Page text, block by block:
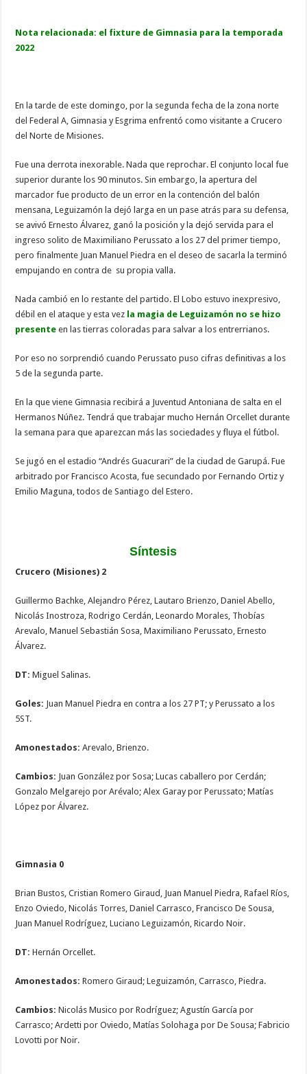
Nota relacionada: el fixture de Gimnasia para la temporada
2022
En la tarde de este domingo, por la segunda fecha de la zona norte
del Federal A, Gimnasia y Esgrima enfrentó como visitante a Crucero
del Norte de Misiones.
Fue una derrota inexorable. Nada que reprochar. El conjunto local fue
superior durante los 90 minutos. Sin embargo, la apertura del
marcador fue producto de un error en la contención del balón
mensana, Leguizamón la dejó larga en un pase atrás para su defensa,
se avivó Ernesto Álvarez, ganó la posición y la dejó servida para el
ingreso solito de Maximiliano Perussato a los 27 del primer tiempo,
pero finalmente Juan Manuel Piedra en el deseo de sacarla la terminó
empujando en contra de su propia valla.
Nada cambió en lo restante del partido. El Lobo estuvo inexpresivo,
débil en el ataque y esta vez la magia de Leguizamón no se hizo
presente en las tierras coloradas para salvar a los entrerrianos.
Por eso no sorprendió cuando Perussato puso cifras definitivas a los
5 de la segunda parte.
En la que viene Gimnasia recibirá a Juventud Antoniana de salta en el
Hermanos Núñez. Tendrá que trabajar mucho Hernán Orcellet durante
la semana para que aparezcan más las sociedades y fluya el fútbol.
Se jugó en el estadio “Andrés Guacurari” de la ciudad de Garupá. Fue
arbitrado por Francisco Acosta, fue secundado por Fernando Ortiz y
Emilio Maguna, todos de Santiago del Estero.
Síntesis
Crucero (Misiones) 2
Guillermo Bachke, Alejandro Pérez, Lautaro Brienzo, Daniel Abello,
Nicolás Inostroza, Rodrigo Cerdán, Leonardo Morales, Thobías
Arevalo, Manuel Sebastián Sosa, Maximiliano Perussato, Ernesto
Álvarez.
DT:Miguel Salinas.
Goles: Juan Manuel Piedra en contra a los 27 PT; y Perussato a los
5ST.
Amonestados: Arevalo, Brienzo.
Cambios: Juan González por Sosa; Lucas caballero por Cerdán;
Gonzalo Melgarejo por Arévalo; Alex Garay por Perussato; Matías
López por Álvarez.
Gimnasia 0
Brian Bustos, Cristian Romero Giraud, Juan Manuel Piedra, Rafael Ríos,
Enzo Oviedo, Nicolás Torres, Daniel Carrasco, Francisco De Sousa,
Juan Manuel Rodríguez, Luciano Leguizamón, Ricardo Noir.
DT:Hernán Orcellet.
Amonestados:Romero Giraud; Leguizamón, Carrasco, Piedra.
Cambios:Nicolás Musico por Rodríguez; Agustín García por
Carrasco; Ardetti por Oviedo, Matías Solohaga por De Sousa; Fabricio
Lovotti por Noir.